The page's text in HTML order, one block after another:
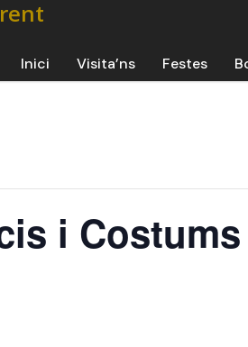
Inici Visita’ns Festes
i